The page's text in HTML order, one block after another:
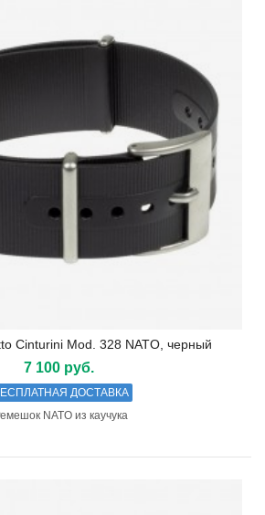
Cinturini Mod. 328 NATO, черный
7 100 руб.
ДОСТАВКА
NATO из каучука